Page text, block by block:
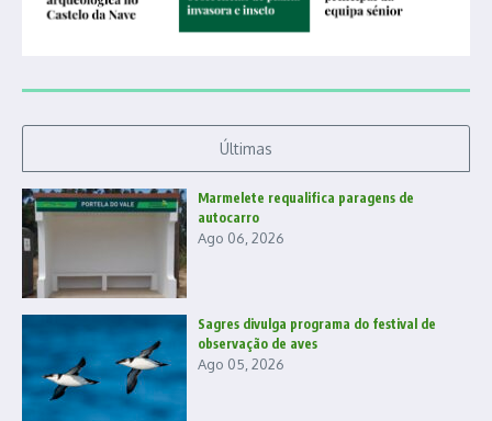
Últimas
Marmelete requalifica paragens de
autocarro
Ago 06, 2026
Sagres divulga programa do festival de
observação de aves
Ago 05, 2026